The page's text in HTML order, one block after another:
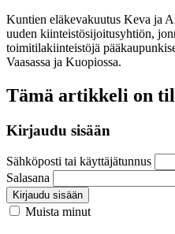
Kuntien eläkevakuutus Keva ja
uuden kiinteistösijoitusyhtiön,
toimitilakiinteistöjä
Vaasassa ja Kuopiossa.
Tämä artikkeli on
Kirjaudu sisään
Sähköposti tai käyttäjätunnus
Salasana
Kirjaudu sisään
Muista minut